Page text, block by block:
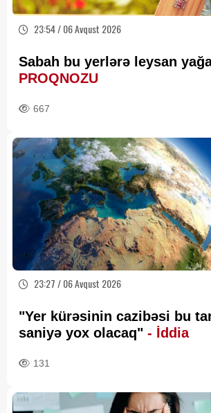
23:54 / 06 Avqust 2026
Sabah bu yerlərə leysan
PROQNOZU
667
23:27 / 06 Avqust 2026
"Yer kürəsinin cazibəsi bu
saniyə yox olacaq" - İddia
131